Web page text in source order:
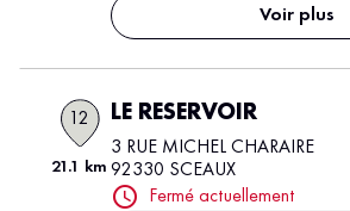
Voir plus
12
21.1 km
LE RESERVOIR
3 RUE MICHEL CHARAIRE
92330 SCEAUX
Fermé actuellement